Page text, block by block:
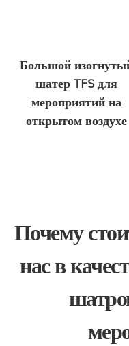
Большой
шатер TFS для
мероприятий на
открытом воздухе
Почему
нас в